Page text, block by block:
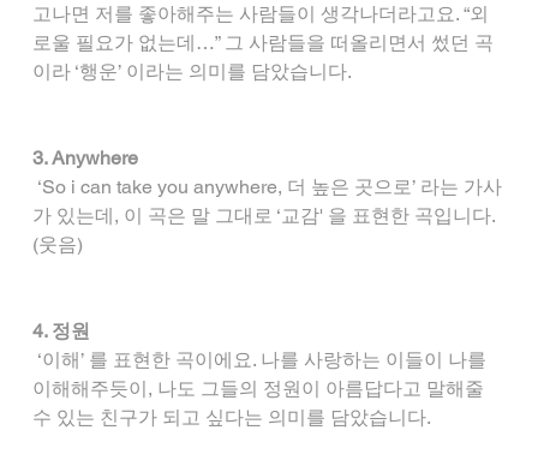
고나면 저를 좋아해주는 사람들이 생각나더라고요. “외
로울 필요가 없는데…” 그 사람들을 떠올리면서 썼던 곡
이라 ‘행운’ 이라는 의미를 담았습니다.
3. Anywhere
가 있는데, 이 곡은 말 그대로 ‘교감' 을 표현한 곡입니다.
(웃음)
4. 정원
이해해주듯이, 나도 그들의 정원이 아름답다고 말해줄
수 있는 친구가 되고 싶다는 의미를 담았습니다.